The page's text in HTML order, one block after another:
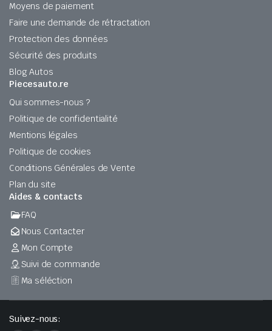
Moyens de paiement
Faire une demande de rétractation
Protection des données
Sécurité des produits
Blog Autos
Piecesauto.re
Qui sommes-nous ?
Politique de confidentialité
Mentions légales
Politique de cookies
Conditions Générales de Vente
Plan du site
Aides & contacts
FAQ
Nous Contacter
Mon Compte
Suivi de commande
Ma séléction
Suivez-nous: